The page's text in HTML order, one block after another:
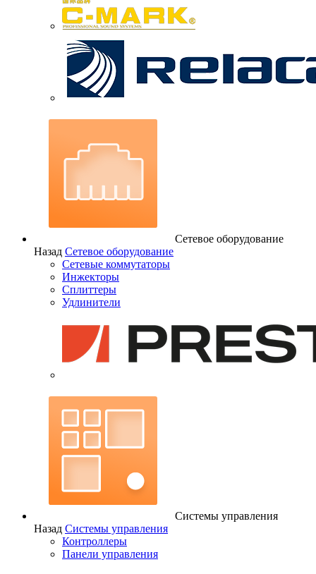
Сетевое оборудование
Назад Сетевое оборудование
Сетевые коммутаторы
Инжекторы
Сплиттеры
Удлинители
Системы управления
Назад Системы управления
Контроллеры
Панели управления